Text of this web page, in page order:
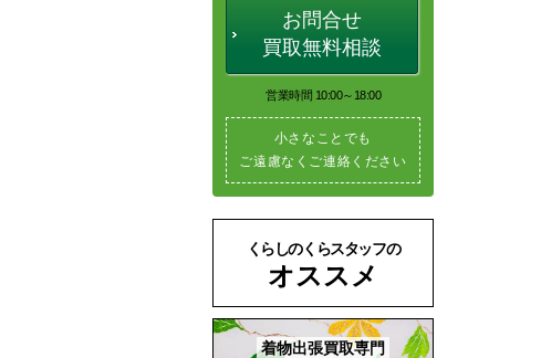
お問合せ
買取無料相談
営業時間 10:00～18:00
小さなことでも
ご遠慮なくご連絡ください
くらしのくらスタッフの
オススメ
着物出張買取専門